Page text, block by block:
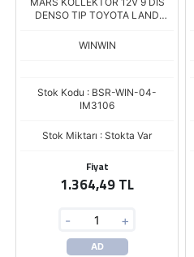
DENSO TIP TOYOTA LAND
WINWIN
Stok Kodu : BSR-WIN-04-
IM3106
Stok Miktarı : Stokta Var
Fiyat
1.364,49 TL
- +
AD